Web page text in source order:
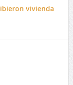
vivienda